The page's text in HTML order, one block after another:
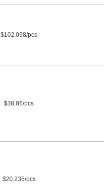
$102.098/pcs
$38.86/pcs
$20.235/pcs